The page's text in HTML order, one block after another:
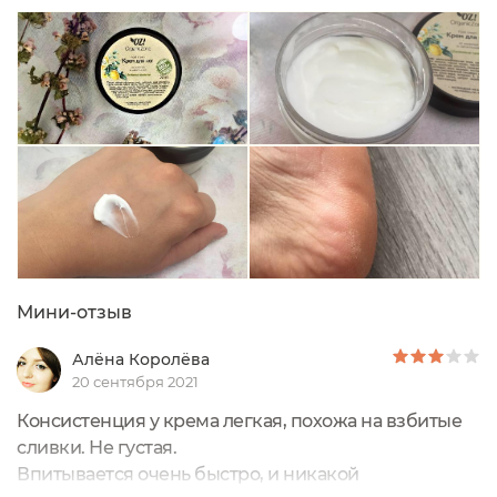
неприятное и вонючее. Как буд-то, что то приятно
пахнущее не сможет бороться с проблемами ног
Но эта баночка особенно мной полюбилась! ...
Мини-отзыв
Алёна Королёва
20 сентября 2021
Консистенция у крема легкая, похожа на взбитые
сливки. Не густая.
Впитывается очень быстро, и никакой